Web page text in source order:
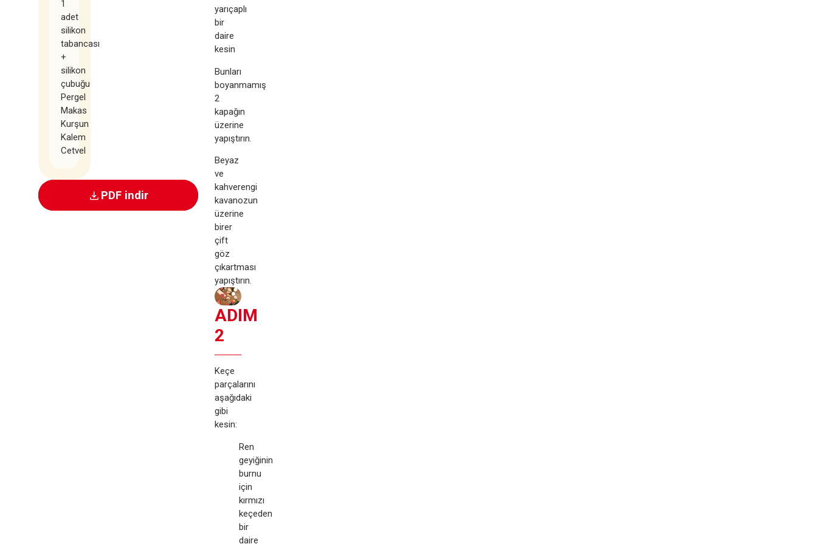
1
adet
silikon
tabancası
+
silikon
çubuğu
Pergel
Makas
Kurşun
Kalem
Cetvel
PDF indir
yarıçaplı
bir
daire
kesin
Bunları
boyanmamış
2
kapağın
üzerine
yapıştırın.
Beyaz
ve
kahverengi
kavanozun
üzerine
birer
çift
göz
çıkartması
yapıştırın.
ADIM
2
Keçe
parçalarını
aşağıdaki
gibi
kesin:
Ren
geyiğinin
burnu
için
kırmızı
keçeden
bir
daire